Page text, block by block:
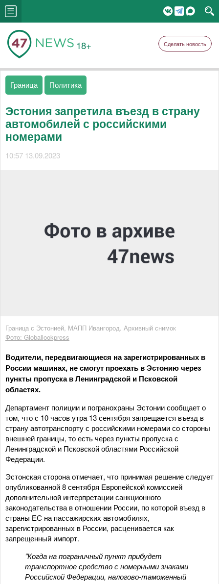
18+ Сделать новость
Граница Политика
Эстония запретила въезд в страну
автомобилей с российскими
номерами
10:57 13.09.2023
Граница с Эстонией, МАПП Ивангород. Архивный снимок
Фото: Globallookpress
Водители, передвигающиеся на зарегистрированных в
России машинах, не смогут проехать в Эстонию через
пункты пропуска в Ленинградской и Псковской
областях.
Департамент полиции и погранохраны Эстонии сообщает о
том, что с 10 часов утра 13 сентября запрещается въезд в
страну автотранспорту с российскими номерами со стороны
внешней границы, то есть через пункты пропуска с
Ленинградской и Псковской областями Российской
Федерации.
Эстонская сторона отмечает, что принимая решение следует
опубликованной 8 сентября Европейской комиссией
дополнительной интерпретации санкционного
законодательства в отношении России, по которой въезд в
страны ЕС на пассажирских автомобилях,
зарегистрированных в России, расценивается как
запрещенный импорт.
"Когда на пограничный пункт прибудет
транспортное средство с номерными знаками
Российской Федерации, налогово-таможенный